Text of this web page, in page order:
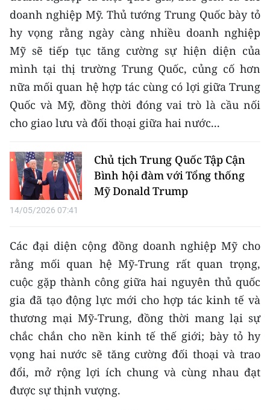
CHUYÊN ĐỀ
CÁC CHUYÊN TRANG
VỀ BÁO NHÂN DÂN
THỜI NAY
NHÂN DÂN CUỐI TUẦN
NHÂN DÂN HẰNG THÁNG
MUA BÁO
ĐỌC BÁO IN
ENGLISH
中文
FRANÇAIS
РУССКИЙ
ESPAÑOL
doanh nghiệp Mỹ. Thủ tướng Trung Quốc bày tỏ
hy vọng rằng ngày càng nhiều doanh nghiệp
Mỹ sẽ tiếp tục tăng cường sự hiện diện của
mình tại thị trường Trung Quốc, củng cố hơn
nữa mối quan hệ hợp tác cùng có lợi giữa Trung
Quốc và Mỹ, đồng thời đóng vai trò là cầu nối
cho giao lưu và đối thoại giữa hai nước...
Chủ tịch Trung Quốc Tập Cận
Bình hội đàm với Tổng thống
Mỹ Donald Trump
14/05/2026 07:41
Các đại diện cộng đồng doanh nghiệp Mỹ cho
rằng mối quan hệ Mỹ-Trung rất quan trọng,
cuộc gặp thành công giữa hai nguyên thủ quốc
gia đã tạo động lực mới cho hợp tác kinh tế và
thương mại Mỹ-Trung, đồng thời mang lại sự
chắc chắn cho nền kinh tế thế giới; bày tỏ hy
vọng hai nước sẽ tăng cường đối thoại và trao
đổi, mở rộng lợi ích chung và cùng nhau đạt
được sự thịnh vượng.